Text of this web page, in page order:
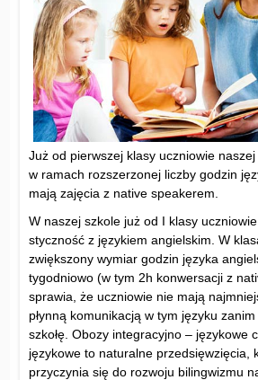
Już od pierwszej klasy uczniowie naszej
w ramach rozszerzonej liczby godzin
mają zajęcia z native speakerem.
W naszej szkole już od I klasy
styczność z językiem angielskim. W
zwiększony wymiar godzin języka
tygodniowo (w tym 2h konwersacji z
sprawia, że uczniowie nie mają
płynną komunikacją w tym języku
szkołę. Obozy integracyjno – językowe
językowe to naturalne przedsięwzięcia,
przyczynia się do rozwoju bilingwizmu